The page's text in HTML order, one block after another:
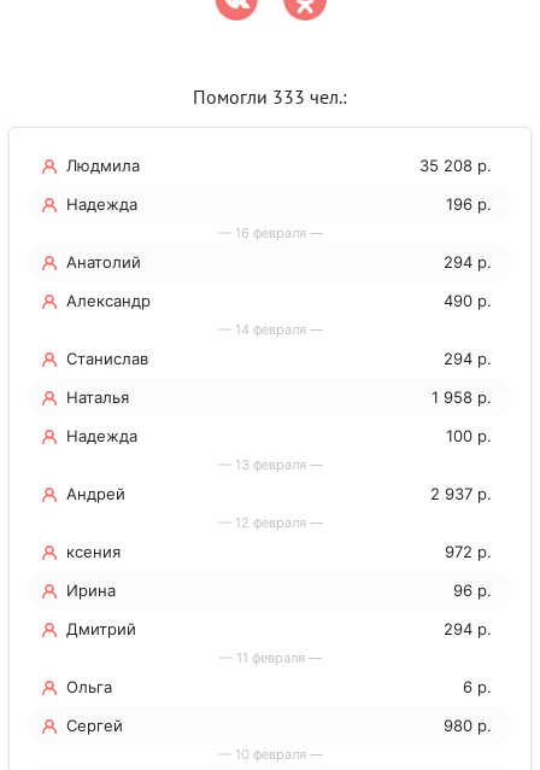
Помогли 333 чел.:
Людмила
35 208 р.
Надежда
196 р.
— 16 февраля —
Анатолий
294 р.
Александр
490 р.
— 14 февраля —
Станислав
294 р.
Наталья
1 958 р.
Надежда
100 р.
— 13 февраля —
Андрей 2 937 р.
— 12 февраля —
ксения
972 р.
Ирина
96 р.
Дмитрий
294 р.
— 11 февраля —
Ольга
6 р.
Сергей
980 р.
— 10 февраля —